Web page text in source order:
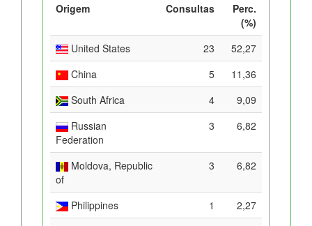
Origem Consultas
Perc.
(%)
United States
23
52,27
China
5
11,36
South Africa
4
9,09
Russian
Federation
3 6,82
Moldova, Republic
of
3 6,82
Philippines 1
2,27